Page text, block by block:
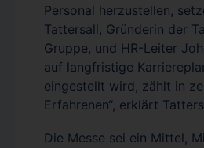
Personal herzustellen,
Tattersall, Gründerin der
Gruppe, und HR-Leiter
auf langfristige
eingestellt wird, zählt in
Erfahrenen“, erklärt
Die Messe sei ein Mittel,